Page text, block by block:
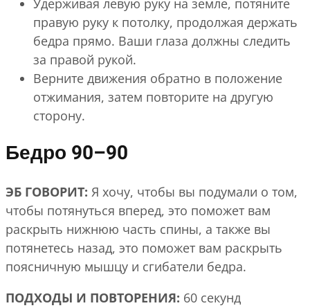
Удерживая левую руку на земле, потяните
правую руку к потолку, продолжая держать
бедра прямо. Ваши глаза должны следить
за правой рукой.
Верните движения обратно в положение
отжимания, затем повторите на другую
сторону.
Бедро 90–90
ЭБ ГОВОРИТ: Я хочу, чтобы вы подумали о том,
чтобы потянуться вперед, это поможет вам
раскрыть нижнюю часть спины, а также вы
потянетесь назад, это поможет вам раскрыть
поясничную мышцу и сгибатели бедра.
ПОДХОДЫ И ПОВТОРЕНИЯ: 60 секунд